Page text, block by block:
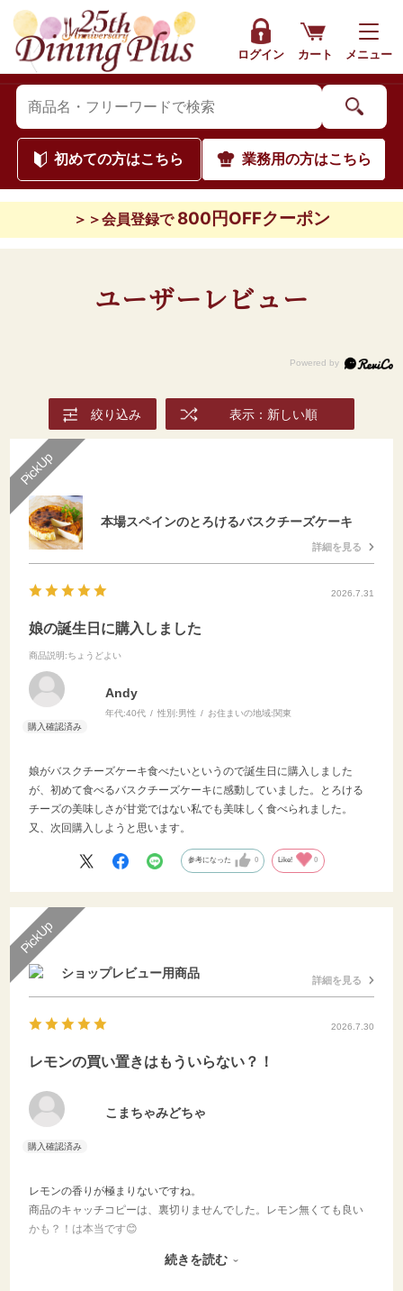
ログイン カート メニュー
初めての方はこちら 業務用の方はこちら
＞＞会員登録で 800円OFFクーポン
ユーザーレビュー
絞り込み 表示：新しい順
本場スペインのとろけるバスクチーズケーキ
詳細を見る
2026.7.31
娘の誕生日に購入しました
商品説明 :ちょうどよい
Andy
年代:40代 性別:男性 お住まいの地域:関東
娘がバスクチーズケーキ食べたいというので誕生日に購入しました
が、初めて食べるバスクチーズケーキに感動していました。とろける
チーズの美味しさが甘党ではない私でも美味しく食べられました。
又、次回購入しようと思います。
参考になった 0 Like! 0
ショップレビュー用商品 詳細を見る
2026.7.30
レモンの買い置きはもういらない？！
こまちゃみどちゃ
レモンの香りが極まりないですね。
商品のキャッチコピーは、裏切りませんでした。レモン無くても良い
かも？！は本当です😊
続きを読む